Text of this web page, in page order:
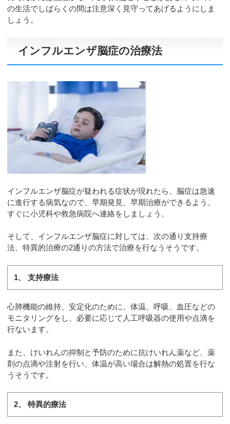
の生活でしばらくの間は注意深く見守ってあげるようにしま
しょう。
インフルエンザ脳症の治療法
インフルエンザ脳症が疑われる症状が現れたら、脳症は急速
に進行する病気なので、早期発見、早期治療ができるよう、
すぐに小児科や救急病院へ連絡をしましょう。
そして、インフルエンザ脳症に対しては、次の通り支持療
法、特異的治療の2通りの方法で治療を行なうそうです。
1、 支持療法
心肺機能の維持、安定化のために、体温、呼吸、血圧などの
モニタリングをし、必要に応じて人工呼吸器の使用や点滴を
行ないます。
また、けいれんの抑制と予防のために抗けいれん薬など、薬
剤の点滴や注射を行い、体温が高い場合は解熱の処置を行な
うそうです。
2、 特異的療法